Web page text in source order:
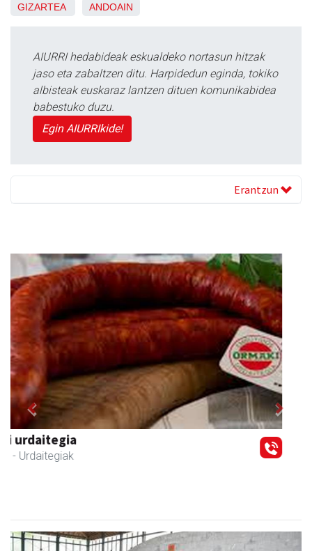
GIZARTEA ANDOAIN
AIURRI hedabideak eskualdeko nortasun hitzak
jaso eta zabaltzen ditu. Harpidedun eginda, tokiko
albisteak euskaraz lantzen dituen komunikabidea
babestuko duzu.
Egin AIURRIkide!
Erantzun
Elizondo taberna
Andoain -
Previous Next